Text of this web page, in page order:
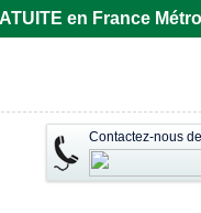
en France
Contactez-nous